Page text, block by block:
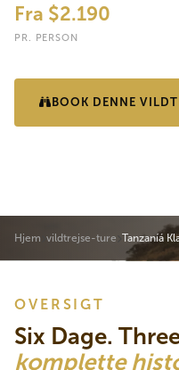
Fra $2.190
PR. PERSON
BOOK DENNE
Hjem vildtrejse-ture Tanzaníá
OVERSIGT
Six Dage.
komplette